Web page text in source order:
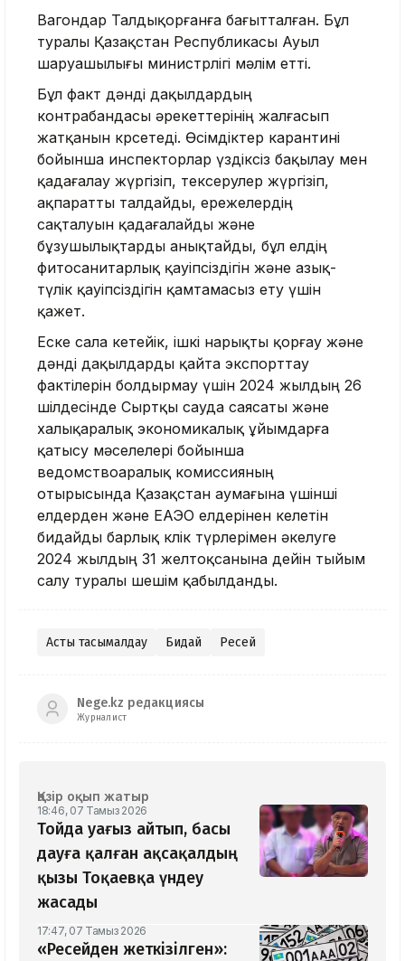
Вагондар Талдықорғанға бағытталған. Бұл
туралы Қазақстан Республикасы Ауыл
шаруашылығы министрлігі мәлім етті.
Бұл факт дәнді дақылдардың
контрабандасы әрекеттерінің жалғасып
жатқанын көрсетеді. Өсімдіктер карантині
бойынша инспекторлар үздіксіз бақылау мен
қадағалау жүргізіп, тексерулер жүргізіп,
ақпаратты талдайды, ережелердің
сақталуын қадағалайды және
бұзушылықтарды анықтайды, бұл елдің
фитосанитарлық қауіпсіздігін және азық-
түлік қауіпсіздігін қамтамасыз ету үшін
қажет.
Еске сала кетейік, ішкі нарықты қорғау және
дәнді дақылдарды қайта экспорттау
фактілерін болдырмау үшін 2024 жылдың 26
шілдесінде Сыртқы сауда саясаты және
халықаралық экономикалық ұйымдарға
қатысу мәселелері бойынша
ведомствоаралық комиссияның
отырысында Қазақстан аумағына үшінші
елдерден және ЕАЭО елдерінен келетін
бидайды барлық көлік түрлерімен әкелуге
2024 жылдың 31 желтоқсанына дейін тыйым
салу туралы шешім қабылданды.
Астық тасымалдау Бидай Ресей
Nege.kz редакциясы
Журналист
Қазір оқып жатыр
18:46, 07 Тамыз 2026
Тойда уағыз айтып, басы
дауға қалған ақсақалдың
қызы Тоқаевқа үндеу
жасады
17:47, 07 Тамыз 2026
«Ресейден жеткізілген»: